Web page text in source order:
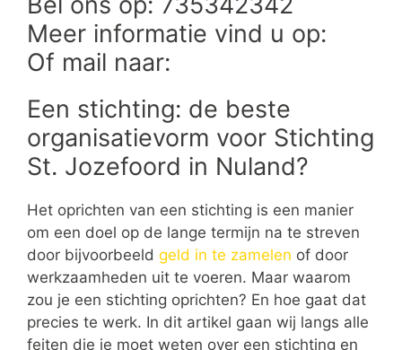
Meer informatie vind u op:
Of mail naar:
Een stichting: de beste
organisatievorm voor Stichting
St. Jozefoord in Nuland?
Het oprichten van een stichting is een manier
om een doel op de lange termijn na te streven
door bijvoorbeeld geld in te zamelen of door
werkzaamheden uit te voeren. Maar waarom
zou je een stichting oprichten? En hoe gaat dat
precies te werk. In dit artikel gaan wij langs alle
feiten die je moet weten over een stichting en